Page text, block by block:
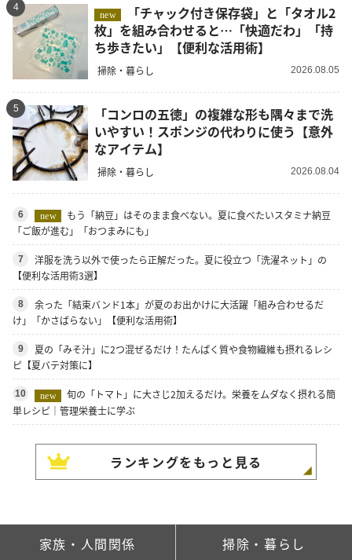
4
new
枚」を組み合わせると…「快適だわ」「持
ち歩きたい」【便利な活用術】
掃除・暮らし 2026.08.05
5
「コンロの五徳」の複雑な形も隅々まで洗
いやすい！スポンジの代わりに使う【意外
なアイテム】
掃除・暮らし 2026.08.04
6 new
もう「納豆」はそのまま食べない。夏に食べたいスタミナ納豆
「ご飯が進む」「おつまみにも」
7
洋服を洗う以外で使ったら正解だった。夏に役立つ「洗濯ネット」の
【便利な活用術3選】
8
余った「結束バンド1本」が夏のお出かけに大活躍「組み合わせるだ
け」「かさばらない」【便利な活用術】
9
夏の「みそ汁」に2つ混ぜるだけ！たんぱく質や食物繊維も摂れるレシ
ピ【夏バテ対策に】
10 new
旬の「トマト」に大さじ2加えるだけ。栄養をムダなく摂れる簡
単レシピ｜管理栄養士に学ぶ
ランキングをもっと見る
家族・人間関係 掃除・暮らし